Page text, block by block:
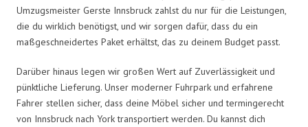
Umzugsmeister Gerste Innsbruck zahlst du nur für die Leistungen,
die du wirklich benötigst, und wir sorgen dafür, dass du ein
maßgeschneidertes Paket erhältst, das zu deinem Budget passt.
Darüber hinaus legen wir großen Wert auf Zuverlässigkeit und
pünktliche Lieferung. Unser moderner Fuhrpark und erfahrene
Fahrer stellen sicher, dass deine Möbel sicher und termingerecht
von Innsbruck nach York transportiert werden. Du kannst dich